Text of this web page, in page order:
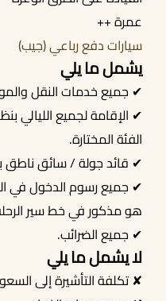
عمرة ++
سيارات دفع رباعي (جيب)
يشمل ما يلي
✔ جميع خدمات النقل
✔ الإقامة لجميع الليالي
الفئة المختارة.
✔ قائد جولة / سائق ناطق
✔ جميع رسوم الدخول في
هو مذكور في خط سير
✔ جميع الضرائب.
لا يشمل ما يلي
✘ تكلفة التأشيرة إلى